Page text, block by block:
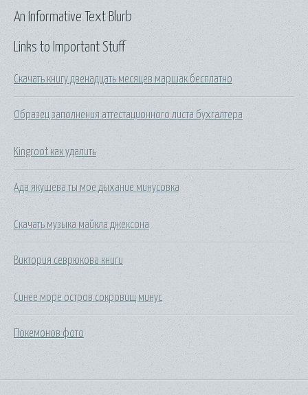
Links to Important Stuff
Скачать книгу двенадцать месяцев маршак бесплатно
Образец заполнения аттестационного листа бухгалтера
Kingroot как удалить
Ада якушева ты мое дыхание минусовка
Скачать музыка майкла джексона
Виктория севрюкова книги
Синее море остров сокровищ минус
Покемонов фото
An Informative Text Blurb